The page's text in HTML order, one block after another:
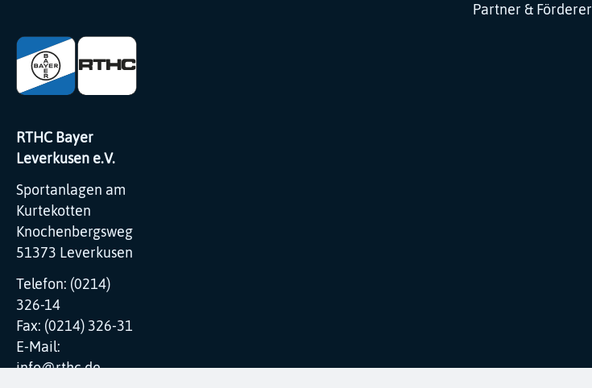
Partner & Förderer
RTHC Bayer
Leverkusen e.V.
Sportanlagen am
Kurtekotten
Knochenbergsweg
51373 Leverkusen
Telefon: (0214)
326-14
Fax: (0214) 326-31
E-Mail:
info@rthc.de